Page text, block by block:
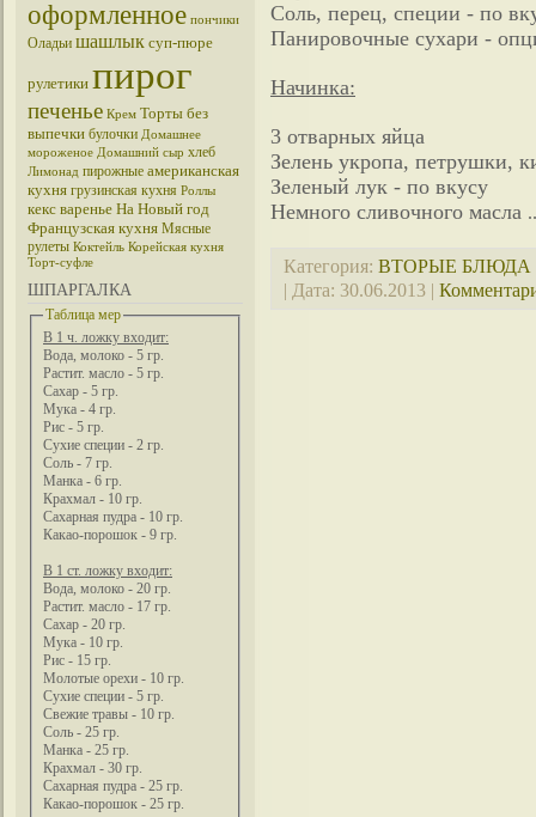
оформленное пончики
Оладьи шашлык суп-пюре
рулетики пирог
печенье Крем Торты без
выпечки булочки Домашнее
мороженое Домашний сыр хлеб
Лимонад пирожные американская
кухня грузинская кухня Роллы
кекс варенье На Новый год
Французская кухня Мясные
рулеты Коктейль Корейская кухня
Торт-суфле
ШПАРГАЛКА
Таблица мер
В 1 ч. ложку входит:
Вода, молоко - 5 гр.
Растит. масло - 5 гр.
Сахар - 5 гр.
Мука - 4 гр.
Рис - 5 гр.
Сухие специи - 2 гр.
Соль - 7 гр.
Манка - 6 гр.
Крахмал - 10 гр.
Сахарная пудра - 10 гр.
Какао-порошок - 9 гр.
В 1 ст. ложку входит:
Вода, молоко - 20 гр.
Растит. масло - 17 гр.
Сахар - 20 гр.
Мука - 10 гр.
Рис - 15 гр.
Молотые орехи - 10 гр.
Сухие специи - 5 гр.
Свежие травы - 10 гр.
Соль - 25 гр.
Манка - 25 гр.
Крахмал - 30 гр.
Сахарная пудра - 25 гр.
Какао-порошок - 25 гр.
Соль, перец, специи - по
Панировочные сухари -
Начинка:
3 отварных яйца
Зелень укропа, петрушки,
Зеленый лук - по вкусу
Немного сливочного масла
Категория: ВТОРЫЕ БЛЮДА
| Дата: 30.06.2013 |